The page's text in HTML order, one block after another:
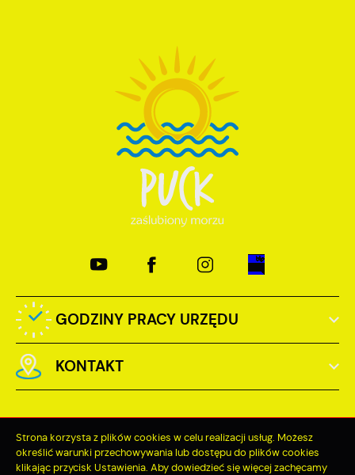
GODZINY PRACY URZĘDU
KONTAKT
Odwiedzin: 3743588
Strona korzysta z plików cookies w celu realizacji usług. Możesz
określić warunki przechowywania lub dostępu do plików cookies
klikając przycisk Ustawienia. Aby dowiedzieć się więcej zachęcamy